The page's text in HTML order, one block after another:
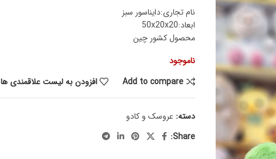
نام تجاری:دایناسور سبز
ابعاد:50x20x20
محصول کشور چین
ناموجود
Add to compare
افزودن به لیست علاقمندی ها
دسته: عروسک و کادو
Share: